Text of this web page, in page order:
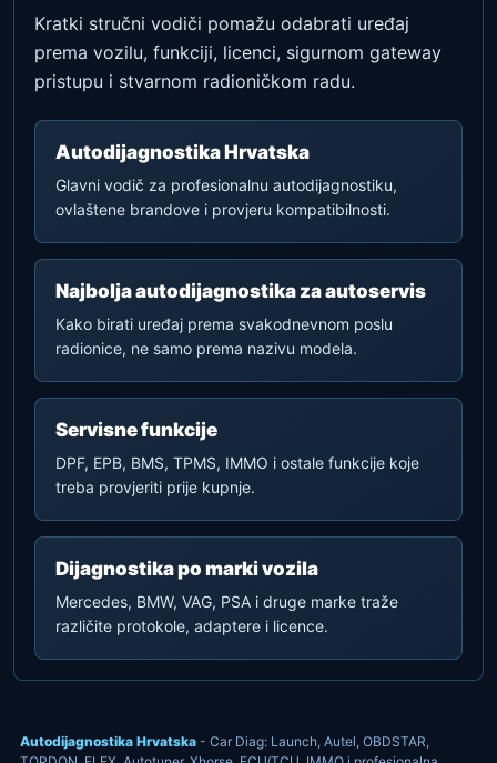
Kratki stručni vodiči pomažu odabrati uređaj
prema vozilu, funkciji, licenci, sigurnom gateway
pristupu i stvarnom radioničkom radu.
Autodijagnostika Hrvatska
Glavni vodič za profesionalnu autodijagnostiku,
ovlaštene brandove i provjeru kompatibilnosti.
Najbolja autodijagnostika za autoservis
Kako birati uređaj prema svakodnevnom poslu
radionice, ne samo prema nazivu modela.
Servisne funkcije
DPF, EPB, BMS, TPMS, IMMO i ostale funkcije koje
treba provjeriti prije kupnje.
Dijagnostika po marki vozila
Mercedes, BMW, VAG, PSA i druge marke traže
različite protokole, adaptere i licence.
Autodijagnostika Hrvatska - Car Diag: Launch, Autel, OBDSTAR,